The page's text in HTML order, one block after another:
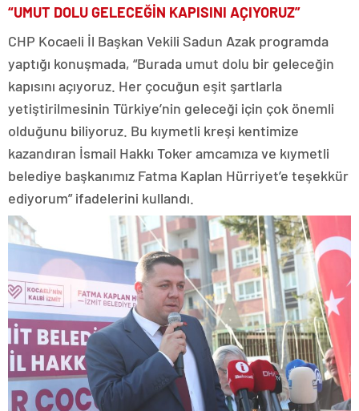
“UMUT DOLU GELECEĞİN KAPISINI AÇIYORUZ”
CHP Kocaeli İl Başkan Vekili Sadun Azak programda
yaptığı konuşmada, “Burada umut dolu bir geleceğin
kapısını açıyoruz. Her çocuğun eşit şartlarla
yetiştirilmesinin Türkiye’nin geleceği için çok önemli
olduğunu biliyoruz. Bu kıymetli kreşi kentimize
kazandıran İsmail Hakkı Toker amcamıza ve kıymetli
belediye başkanımız Fatma Kaplan Hürriyet’e teşekkür
ediyorum” ifadelerini kullandı.